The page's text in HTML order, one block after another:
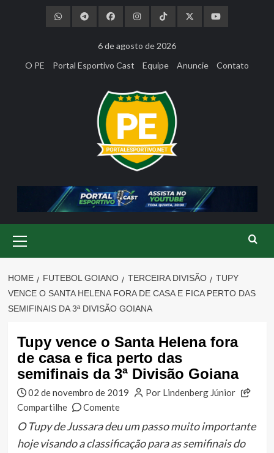
6 de agosto de 2026
O PE
Portal Esportivo Cast Equipe Anuncie Contato
Menu
HOME FUTEBOL GOIANO TERCEIRA DIVISÃO
TUPY
VENCE O SANTA HELENA FORA DE CASA E FICA PERTO DAS
SEMIFINAIS DA 3ª DIVISÃO GOIANA
Tupy vence o Santa Helena fora
de casa e fica perto das
semifinais da 3ª Divisão Goiana
02 de novembro de 2019
Por Lindenberg Júnior
Compartilhe
Comente
O Tupy de Jussara deu um passo muito importante
hoje visando a classificação para as semifinais do